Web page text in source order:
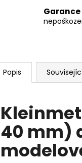
Popis
40 mm)